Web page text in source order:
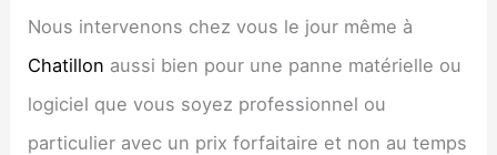
Nous intervenons chez vous le jour même à
Chatillon aussi bien pour une panne matérielle ou
logiciel que vous soyez professionnel ou
particulier avec un prix forfaitaire et non au temps